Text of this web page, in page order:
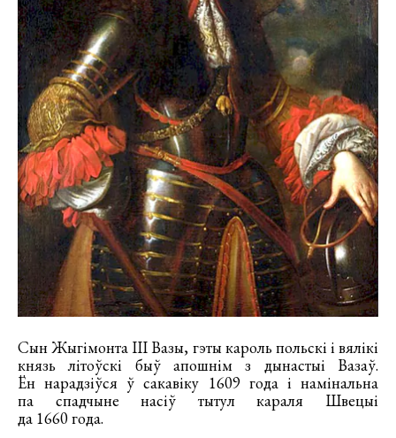
Сын Жыгімонта III Вазы, гэты кароль польскі і вялікі
князь літоўскі быў апошнім з дынастыі Вазаў.
Ён нарадзіўся ў сакавіку 1609 года і намінальна
па спадчыне насіў тытул караля Швецыі
да 1660 года.